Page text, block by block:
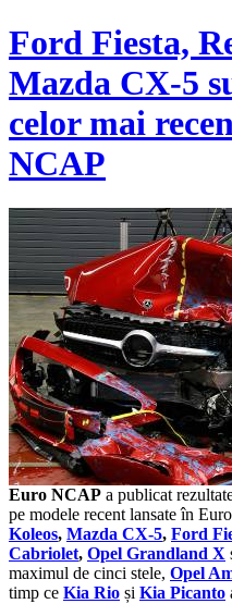
Ford Fiesta,
Mazda CX-5
celor mai
NCAP
Euro NCAP a publicat
pe modele recent lansate în
Koleos, Mazda CX-5, Ford
Cabriolet, Opel Grandland X
maximul de cinci stele, Opel
timp ce Kia Rio și Kia Picanto